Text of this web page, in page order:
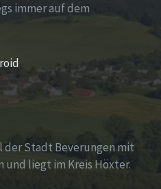
immer auf dem
der Stadt Beverungen mit
und liegt im Kreis Höxter.